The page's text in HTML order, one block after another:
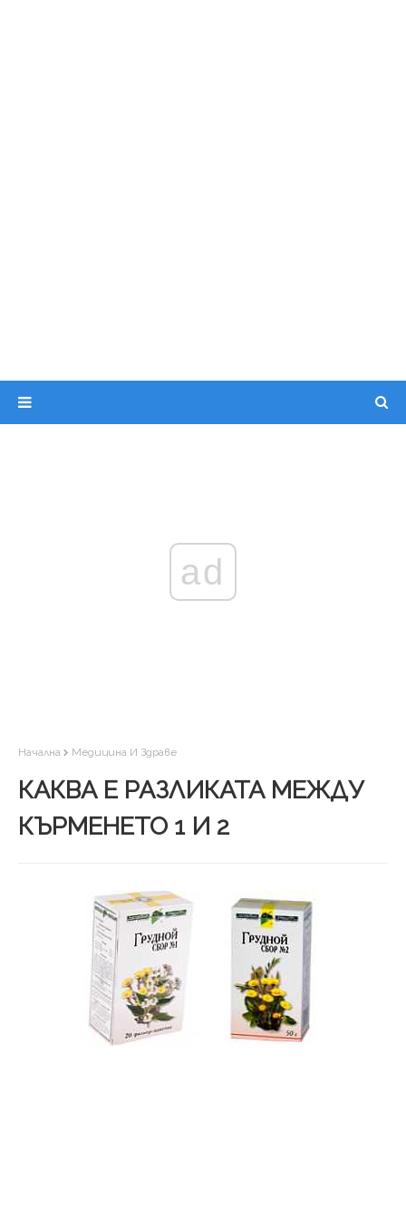
ad
Начална Медицина И Здраве
КАКВА Е РАЗЛИКАТА МЕЖДУ
КЪРМЕНЕТО 1 И 2